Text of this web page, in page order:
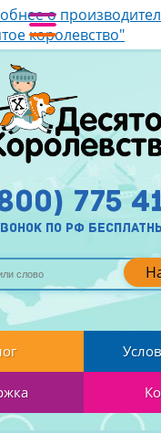
о
королевство"
775
по рф